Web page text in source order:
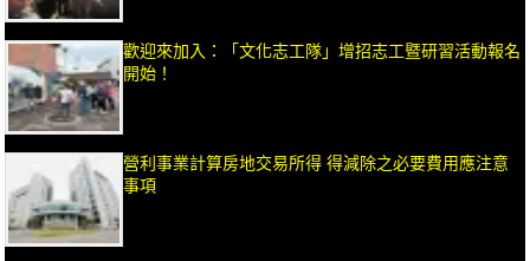
歡迎來加入：「文化志工隊」增招志工暨研習活動報名
開始！
營利事業計算房地交易所得 得減除之必要費用應注意
事項